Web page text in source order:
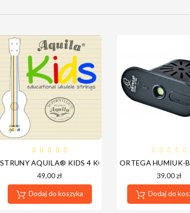
NSG-S
STRUNY AQUILA® KIDS 4 KOLORY DO UKULELE
49,00 zł
Dodaj do koszyka
ORTEGA HUMIUK-
39,00 zł
Dodaj do